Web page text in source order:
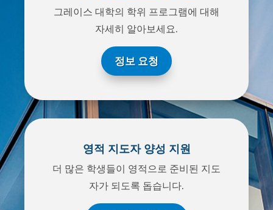
그레이스 대학의 학위 프로그램에 대해
자세히 알아보세요.
정보 요청
영적 지도자 양성 지원
더 많은 학생들이 영적으로 준비된 지도
자가 되도록 돕습니다.